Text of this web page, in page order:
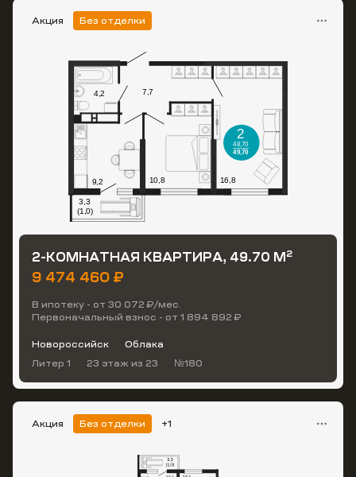
Акция Без отделки
2-КОМНАТНАЯ КВАРТИРА, 49.70 М2
9 474 460 ₽
В ипотеку - от 30 072 ₽/мес.
Первоначальный взнос - от 1 894 892 ₽
Новороссийск
Облака
Литер 1
23 этаж из 23 №180
Акция Без отделки +1